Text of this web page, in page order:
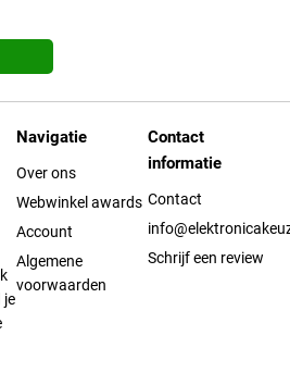
je
Navigatie
Over ons
Webwinkel awards
Account
Algemene
voorwaarden
Contact
informatie
Contact
Schrijf een review